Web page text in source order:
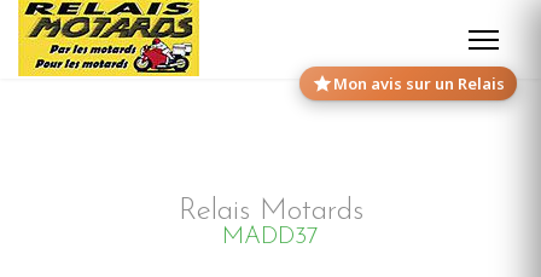
Mon avis sur un Relais
Relais Motards
MADD37